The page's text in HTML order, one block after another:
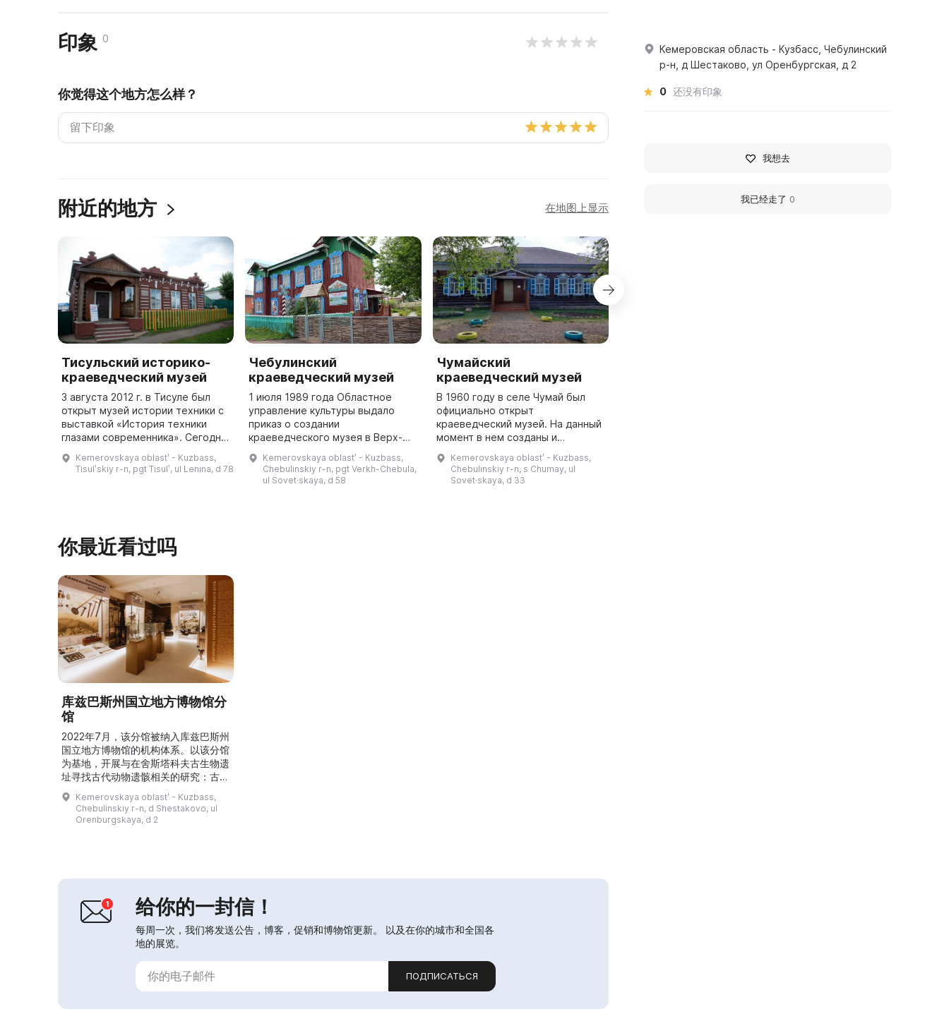
印象 0
你觉得这个地方怎么样？
附近的地方 在地图上显示
Тисульский историко-
краеведческий музей
3 августа 2012 г. в Тисуле был
открыт музей истории техники с
выставкой «История техники
глазами современника». Сегодня
выставки, например "Здесь
Kemerovskaya oblastʹ - Kuzbass,
Tisulʹskiy r-n, pgt Tisulʹ, ul Lenina, d 78
Чебулинский
краеведческий музей
1 июля 1989 года Областное
управление культуры выдало
приказ о создании
краеведческого музея в Верх-
собранные местными
школьниками под руководством
Kemerovskaya oblastʹ - Kuzbass,
Chebulinskiy r-n, pgt Verkh-Chebula,
ul Sovet·skaya, d 58
Чумайский
краеведческий музей
В 1960 году в селе Чумай был
официально открыт
краеведческий музей. На данный
момент в нем созданы и
экспозиции. В отделе природы
представлены останки мамонтов,
Kemerovskaya oblastʹ - Kuzbass,
Chebulinskiy r-n, s Chumay, ul
Sovet·skaya, d 33
你最近看过吗
库兹巴斯州国立地方博物馆分
馆
2022年7月，该分馆被纳入库兹巴斯州
国立地方博物馆的机构体系。以该分馆
为基地，开展与在舍斯塔科夫古生物遗
址寻找古代动物遗骸相关的研究：古生
物发掘、实验室研究、保护处理、科学
鉴定及展出准备。分馆举办推广库兹巴
斯的恐龙及其他古代动物的活动。在对
Kemerovskaya oblastʹ - Kuzbass,
Chebulinskiy r-n, d Shestakovo, ul
Orenburgskaya, d 2
给你的一封信！
每周一次，我们将发送公告，博客，促销和博物馆更新。 以及在你的城市和全国各
地的展览。
ПОДПИСАТЬСЯ
Кемеровская область - Кузбасс, Чебулинский
р-н, д Шестаково, ул Оренбургская, д 2
0 还没有印象
我想去
我已经走了 0